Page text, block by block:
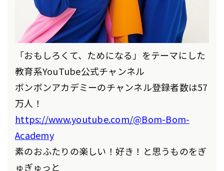
「おもしろくて、ためになる」をテーマにした
教育系YouTube公式チャンネル
ボンボンアカデミーのチャンネル登録者数は57
万人！
https://www.youtube.com/@Bom-Bom-
Academy
素のおふたりの楽しい！好き！と思うものをぎ
ゅぎゅっと